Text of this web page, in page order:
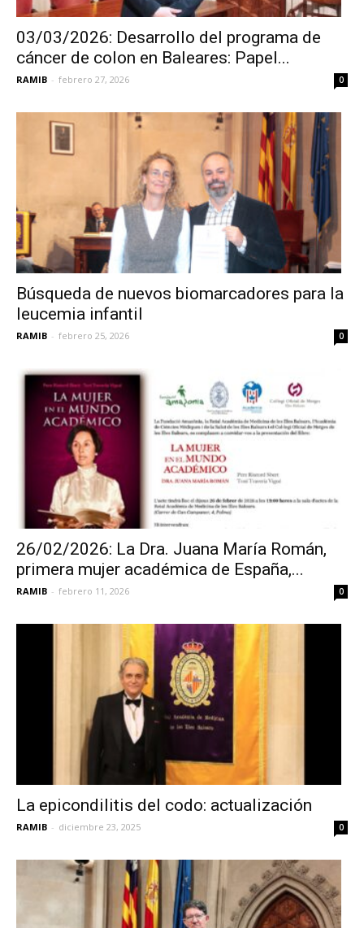
03/03/2026: Desarrollo del programa de
cáncer de colon en Baleares: Papel...
RAMIB - febrero 27, 2026 0
Búsqueda de nuevos biomarcadores para la
leucemia infantil
RAMIB - febrero 25, 2026 0
26/02/2026: La Dra. Juana María Román,
primera mujer académica de España,...
RAMIB - febrero 11, 2026 0
La epicondilitis del codo: actualización
RAMIB - diciembre 23, 2025 0